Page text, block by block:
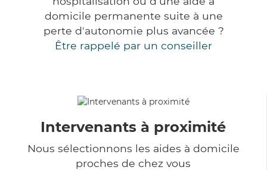
domicile permanente suite à une
perte d'autonomie plus avancée ?
Être rappelé par un conseiller
Intervenants à proximité
Nous sélectionnons les aides à domicile
proches de chez vous